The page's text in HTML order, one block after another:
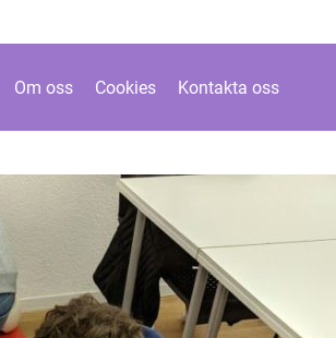
Om oss Cookies Kontakta oss